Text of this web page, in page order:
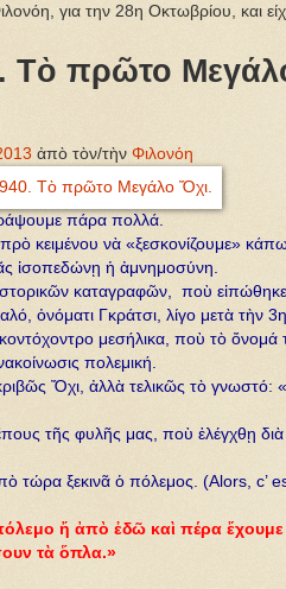
για την 28η Οκτωβρίου, και
Τὸ πρῶτο
ἀπὸ τὸν/τὴν Φιλονόη
πάρα πολλά.
κειμένου νὰ «ξεσκονίζουμε»
ἰσοπεδώνῃ ἡ ἀμνημοσύνη.
καταγραφῶν, ποὺ
ὀνόματι Γκράτσι, λίγο μετὰ τὴν
μεσήλικα, ποὺ τὸ ὄνομά
πολεμική.
Ὄχι, ἀλλὰ τελικῶς τὸ γνωστό:
τῆς φυλῆς μας, ποὺ ἐλέγχθῃ
τώρα ξεκινᾶ ὁ πόλεμος. (Alors, c’
ἤ ἀπὸ ἐδῶ καὶ πέρα
τὰ ὅπλα.»